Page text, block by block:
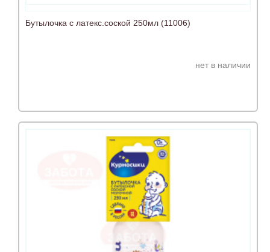
Бутылочка с латекс.соской 250мл (11006)
нет в наличии